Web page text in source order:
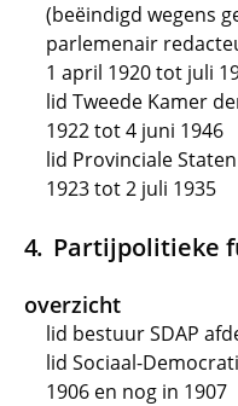
(beëindigd wegens
parlemenair
1 april 1920 tot juli
lid Tweede Kamer
1922 tot 4 juni 1946
lid Provinciale
1923 tot 2 juli 1935
Partijpolitieke
overzicht
lid bestuur SDAP
lid Sociaal-
1906 en nog in 1907